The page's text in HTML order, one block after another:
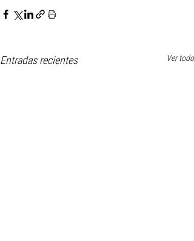
Entradas recientes Ver todo